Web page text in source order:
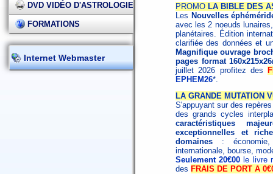
DVD VIDÉO D'ASTROLOGIE
FORMATIONS
Internet Webmaster
PROMO LA BIBLE DES
Les Nouvelles
avec les 2 noeuds
planétaires. Édition
clarifiée des données et
Magnifique ouvrage
pages format
juillet 2026 profitez des
EPHEM26*.
LA GRANDE MUTATION
S'appuyant sur des
des grands cycles
caractéristiques
exceptionnelles et
domaines : économie,
internationale, bourse,
Seulement 20€00 le livre
des FRAIS DE PORT A